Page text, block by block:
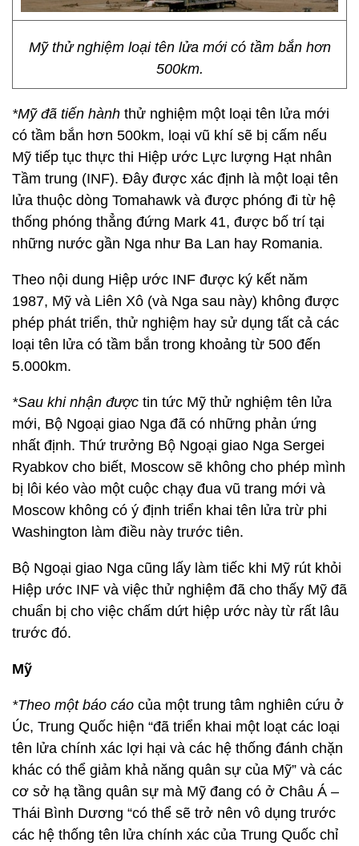
Mỹ thử nghiệm loại tên lửa mới có tầm bắn hơn
500km.
*Mỹ đã tiến hành thử nghiệm một loại tên lửa mới
có tầm bắn hơn 500km, loại vũ khí sẽ bị cấm nếu
Mỹ tiếp tục thực thi Hiệp ước Lực lượng Hạt nhân
Tầm trung (INF). Đây được xác định là một loại tên
lửa thuộc dòng Tomahawk và được phóng đi từ hệ
thống phóng thẳng đứng Mark 41, được bố trí tại
những nước gần Nga như Ba Lan hay Romania.
Theo nội dung Hiệp ước INF được ký kết năm
1987, Mỹ và Liên Xô (và Nga sau này) không được
phép phát triển, thử nghiệm hay sử dụng tất cả các
loại tên lửa có tầm bắn trong khoảng từ 500 đến
5.000km.
*Sau khi nhận được tin tức Mỹ thử nghiệm tên lửa
mới, Bộ Ngoại giao Nga đã có những phản ứng
nhất định. Thứ trưởng Bộ Ngoại giao Nga Sergei
Ryabkov cho biết, Moscow sẽ không cho phép mình
bị lôi kéo vào một cuộc chạy đua vũ trang mới và
Moscow không có ý định triển khai tên lửa trừ phi
Washington làm điều này trước tiên.
Bộ Ngoại giao Nga cũng lấy làm tiếc khi Mỹ rút khỏi
Hiệp ước INF và việc thử nghiệm đã cho thấy Mỹ đã
chuẩn bị cho việc chấm dứt hiệp ước này từ rất lâu
trước đó.
Mỹ
*Theo một báo cáo của một trung tâm nghiên cứu ở
Úc, Trung Quốc hiện “đã triển khai một loạt các loại
tên lửa chính xác lợi hại và các hệ thống đánh chặn
khác có thể giảm khả năng quân sự của Mỹ” và các
cơ sở hạ tầng quân sự mà Mỹ đang có ở Châu Á –
Thái Bình Dương “có thể sẽ trở nên vô dụng trước
các hệ thống tên lửa chính xác của Trung Quốc chỉ